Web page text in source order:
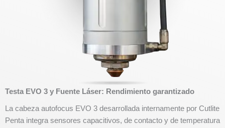
Testa EVO 3 y Fuente Láser: Rendimiento garantizado
La cabeza autofocus EVO 3 desarrollada internamente por Cutlite
Penta integra sensores capacitivos, de contacto y de temperatura